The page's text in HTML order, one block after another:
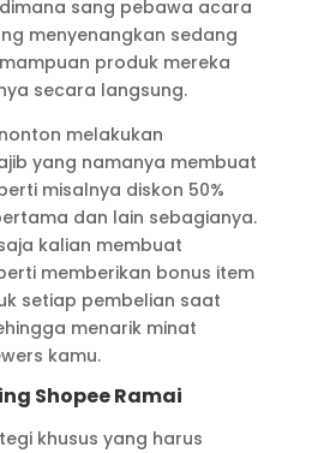
sang pebawa acara
menyenangkan sedang
produk mereka
secara langsung.
melakukan
yang namanya membuat
misalnya diskon 50%
dan lain sebagianya.
kalian membuat
memberikan bonus item
setiap pembelian saat
menarik minat
kamu.
Shopee Ramai
khusus yang harus